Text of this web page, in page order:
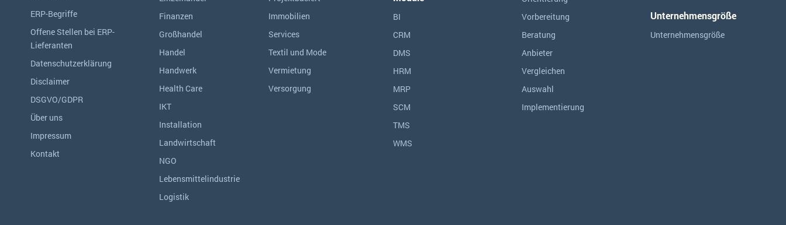
ERP-Begriffe
Offene Stellen bei ERP-
Lieferanten
Datenschutzerklärung
Disclaimer
DSGVO/GDPR
Über uns
Impressum
Kontakt
Finanzen
Großhandel
Handel
Handwerk
Health Care
IKT
Installation
Landwirtschaft
NGO
Lebensmittelindustrie
Logistik
Immobilien
Services
Textil und Mode
Vermietung
Versorgung
BI
CRM
DMS
HRM
MRP
SCM
TMS
WMS
Vorbereitung
Beratung
Anbieter
Vergleichen
Auswahl
Implementierung
Unternehmensgröße
Unternehmensgröße